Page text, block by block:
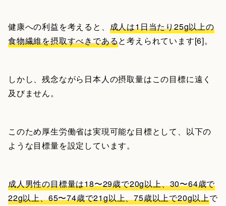
健康への利益を考えると、 成人は1日当たり25g以上の
食物繊維を摂取すべきであると考えられています[6]。
しかし、残念ながら日本人の摂取量はこの目標に遠く
及びません。
このため厚生労働省は実現可能な目標として、以下の
ような目標量を設定しています。
成人男性の目標量は18〜29歳で20g以上、30〜64歳で
22g以上、65〜74歳で21g以上、75歳以上で20g以上で